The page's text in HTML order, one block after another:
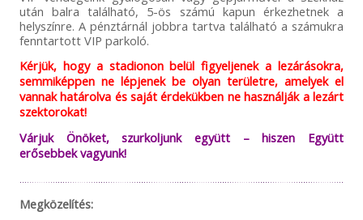
után balra található, 5-ös számú kapun érkezhetnek a
helyszínre. A pénztárnál jobbra tartva található a számukra
fenntartott VIP parkoló.
Kérjük, hogy a stadionon belül figyeljenek a lezárásokra,
semmiképpen ne lépjenek be olyan területre, amelyek el
vannak határolva és saját érdekükben ne használják a lezárt
szektorokat!
Várjuk Önöket, szurkoljunk együtt – hiszen Együtt
erősebbek vagyunk!
Megközelítés: